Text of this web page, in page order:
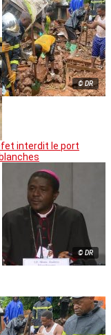
© DR
interdit le port
© DR